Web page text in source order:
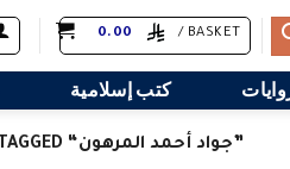
BASKET /
كتب إسلامية
PRODUCTS TAGGED “جواد أحمد المرهون”